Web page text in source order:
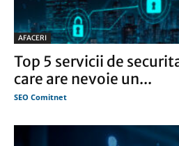
AFACERI
Top 5 servicii de
care are nevoie un...
SEO Comitnet